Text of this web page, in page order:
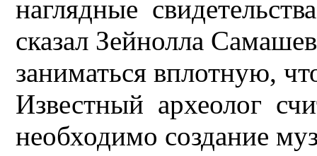
наглядные
сказал Зейнолла
заниматься вплотную,
Известный археолог
необходимо создание